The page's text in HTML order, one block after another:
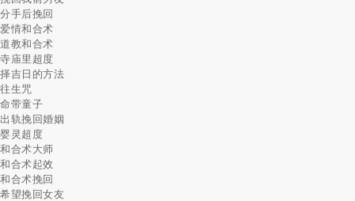
分手后挽回
爱情和合术
道教和合术
寺庙里超度
择吉日的方法
往生咒
命带童子
出轨挽回婚姻
婴灵超度
和合术大师
和合术起效
和合术挽回
希望挽回女友